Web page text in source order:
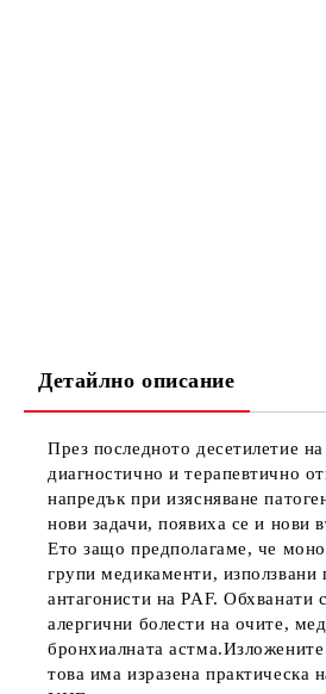
Детайлно описание
През последното десетилетие
диагностично и терапевтично
напредък при изясняване
нови задачи, появиха се и нови
Ето защо предполагаме, че
групи медикаменти, използвани
антагонисти на PAF. Обхванати
алергични болести на очите,
бронхиалната
това има изразена практическа